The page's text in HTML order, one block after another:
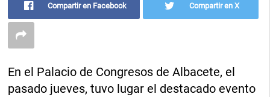
Compartir en Facebook Compartir en X
En el Palacio de Congresos de Albacete, el
pasado jueves, tuvo lugar el destacado evento